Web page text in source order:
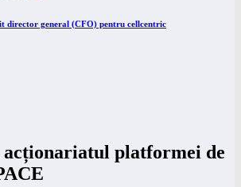
director general (CFO) pentru cellcentric
platformei de